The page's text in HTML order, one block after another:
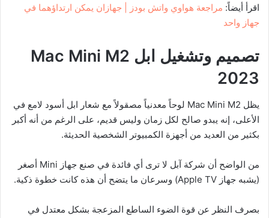
اقرأ أيضاً: مراجعة هواوي واتش بودز | جهازان يمكن ارتداؤهما في
جهاز واحد
تصميم وتشغيل ابل Mac Mini M2
2023
يظل Mac Mini M2 لوحاً معدنياً مصقولاً مع شعار ابل أسود لامع في
الأعلى، إنه يبدو صالح لكل زمان وليس قديم، على الرغم من أنه أكبر
بكثير من العديد من أجهزة الكمبيوتر الشخصية الحديثة.
من الواضح أن شركة آبل لا ترى أي فائدة في صنع جهاز Mini أصغر
(يشبه جهاز Apple TV) وسرعان ما يتضح أن هذه كانت خطوة ذكية.
بصرف النظر عن قوة الضوء الساطع المزعجة بشكل معتدل في